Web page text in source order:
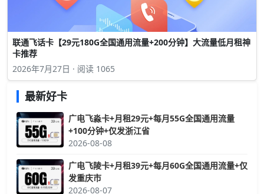
联通飞话卡【29元180G全国通用流量+200分钟】大流量低月租神
卡推荐
2026年7月27日 · 阅读 1065
最新好卡
广电飞淼卡+月租29元+每月55G全国通用流量
+100分钟+仅发浙江省
2026-08-08
广电飞陵卡+月租39元+每月60G全国通用流量+仅
发重庆市
2026-08-07